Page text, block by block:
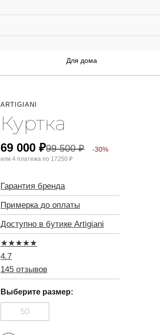
Для дома
ARTIGIANI
Куртка
69 000₽99 500₽ -30%
или 4 платежа по 17250 ₽
Гарантия бренда
Примерка до оплаты
Доступно в бутике Artigiani
★★★★★
4.7
145 отзывов
Выберите размер:
50